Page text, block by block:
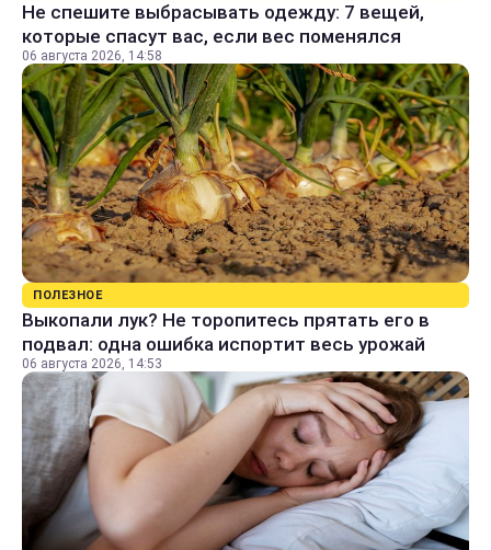
Не спешите выбрасывать одежду: 7 вещей,
которые спасут вас, если вес поменялся
06 августа 2026, 14:58
ПОЛЕЗНОЕ
Выкопали лук? Не торопитесь прятать его в
подвал: одна ошибка испортит весь урожай
06 августа 2026, 14:53